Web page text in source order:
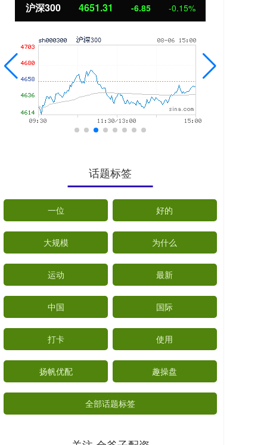
北证50 1122.88 3.42 0.30%
话题标签
一位 好的
大规模 为什么
运动 最新
中国 国际
打卡 使用
扬帆优配 趣操盘
全部话题标签